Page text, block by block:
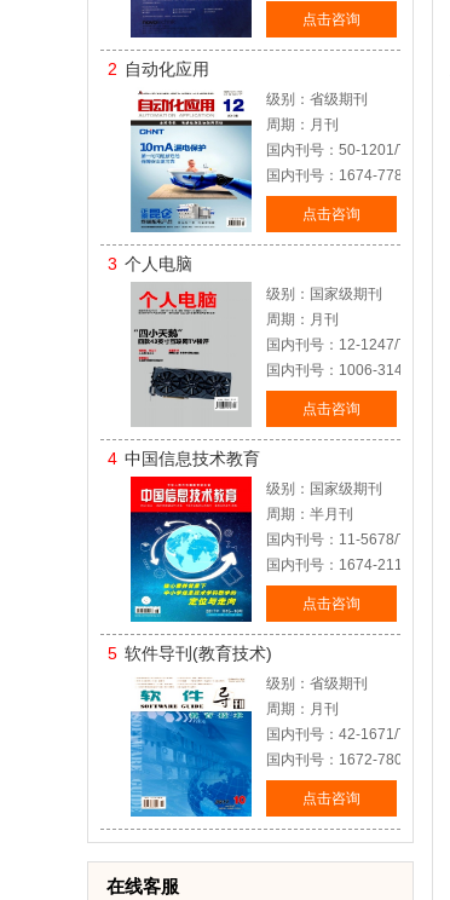
点击咨询
2 自动化应用
级别：省级期刊
周期：月刊
国内刊号：50-1201/TP
国内刊号：1674-778X
点击咨询
3 个人电脑
级别：国家级期刊
周期：月刊
国内刊号：12-1247/TP
国内刊号：1006-3145
点击咨询
4 中国信息技术教育
级别：国家级期刊
周期：半月刊
国内刊号：11-5678/TP
国内刊号：1674-2117
点击咨询
5 软件导刊(教育技术)
级别：省级期刊
周期：月刊
国内刊号：42-1671/TP
国内刊号：1672-7800
点击咨询
在线客服